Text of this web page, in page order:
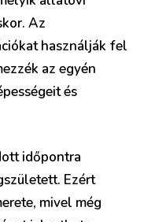
Az
használják fel
az egyén
és
időpontra
Ezért
mivel még